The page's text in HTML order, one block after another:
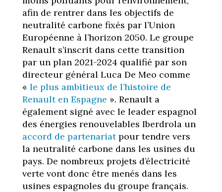
afin de rentrer dans les objectifs de
neutralité carbone fixés par l’Union
Européenne à l’horizon 2050. Le groupe
Renault s’inscrit dans cette transition
par un plan 2021-2024 qualifié par son
directeur général Luca De Meo comme
« le plus ambitieux de l’histoire de
Renault en Espagne ». Renault a
également signé avec le leader espagnol
des énergies renouvelables Iberdrola un
accord de partenariatpour tendre vers
la neutralité carbone dans les usines du
pays. De nombreux projets d’électricité
verte vont donc être menés dans les
usines espagnoles du groupe français.